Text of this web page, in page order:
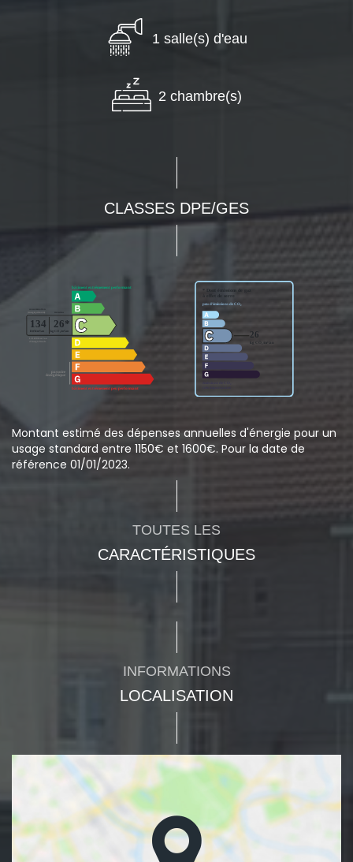
1 salle(s) d'eau
2 chambre(s)
CLASSES DPE/GES
Montant estimé des dépenses annuelles d'énergie pour un
usage standard entre 1150€ et 1600€. Pour la date de
référence 01/01/2023.
TOUTES LES
CARACTÉRISTIQUES
INFORMATIONS
LOCALISATION